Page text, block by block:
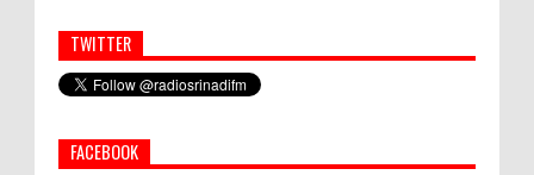
Simbol Persahabatan, RI Bangun Islamic Centre di
Afghanistan
PEMKAB KLUNGKUNG GELAR PASAR
TWITTER
FACEBOOK